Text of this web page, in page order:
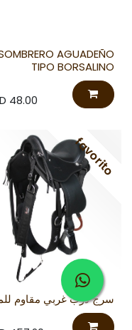
AGUADEÑO
TIPO BORSALINO
48.00
favorito
سرج درب غربي مقاوم